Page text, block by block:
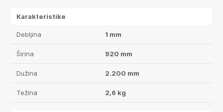
Karakteristike
Debljina 1 mm
Širina 920 mm
Dužina 2.200 mm
Težina 2,6 kg